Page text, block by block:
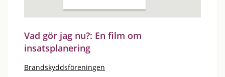
Vad gör jag nu?: En film om
insatsplanering
Brandskyddsföreningen